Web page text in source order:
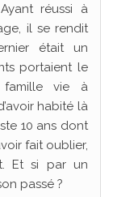
réussi à
il se rendit
était un
portaient le
famille vie à
habité là
10 ans dont
fait oublier,
Et si par un
passé ?